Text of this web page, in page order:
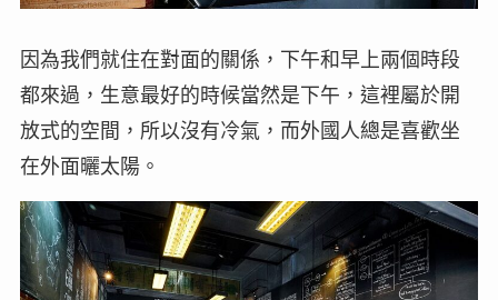
因為我們就住在對面的關係，下午和早上兩個時段
都來過，生意最好的時候當然是下午，這裡屬於開
放式的空間，所以沒有冷氣，而外國人總是喜歡坐
在外面曬太陽。